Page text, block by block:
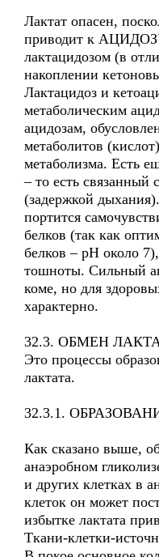
Лактат опасен,
приводит к
лактацидозом (в
накоплении
Лактацидоз и
метаболическим
ацидозам,
метаболитов
метаболизма. Есть
– то есть
(задержкой
портится
белков (так как
белков – рН около
тошноты. Сильный
коме, но для
характерно.
32.3. ОБМЕН
Это процессы
лактата.
32.3.1.
Как сказано выше,
анаэробном
и других клетках в
клеток он может
избытке лактата
Ткани-клетки-